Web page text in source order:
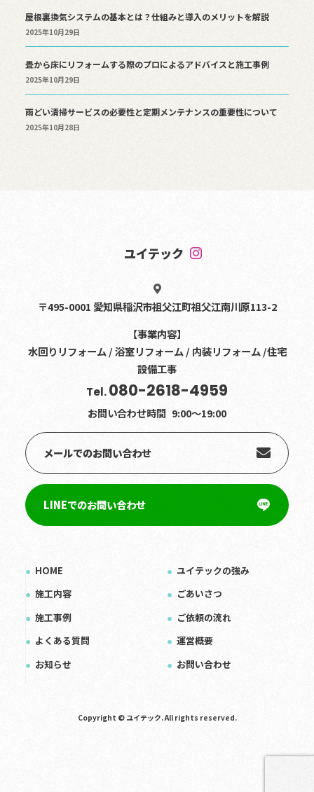
屋根裏換気システムの基本とは？仕組みと導入のメリットを解説
2025年10月29日
畳から床にリフォームする際のプロによるアドバイスと施工事例
2025年10月29日
雨どい清掃サービスの必要性と定期メンテナンスの重要性について
2025年10月28日
ユイテック
〒495-0001 愛知県稲沢市祖父江町祖父江南川原113-2
【事業内容】
水回りリフォーム / 浴室リフォーム / 内装リフォーム /住宅
設備工事
Tel. 080-2618-4959
お問い合わせ時間 9:00〜19:00
メールでのお問い合わせ
LINEでのお問い合わせ
HOME
ユイテックの強み
施工内容
ごあいさつ
施工事例
ご依頼の流れ
よくある質問
運営概要
お知らせ
お問い合わせ
Copyright © ユイテック. All rights reserved.